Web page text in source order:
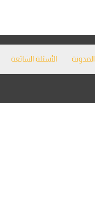
المدونة الأسئلة الشائعة